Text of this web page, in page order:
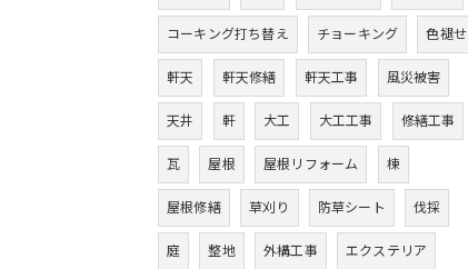
コーキング打ち替え チョーキング 色褪せ
軒天 軒天修繕 軒天工事 風災被害
天井 軒 大工 大工工事 修繕工事
瓦 屋根 屋根リフォーム 棟
屋根修繕 草刈り 防草シート 伐採
庭 整地 外構工事 エクステリア